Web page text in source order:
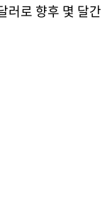
러로 향후 몇 달간